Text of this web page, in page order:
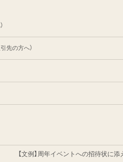
先の方へ）
【文例】周年イベントへの招待状に添